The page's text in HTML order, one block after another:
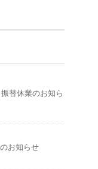
替休業のお知ら
お知らせ